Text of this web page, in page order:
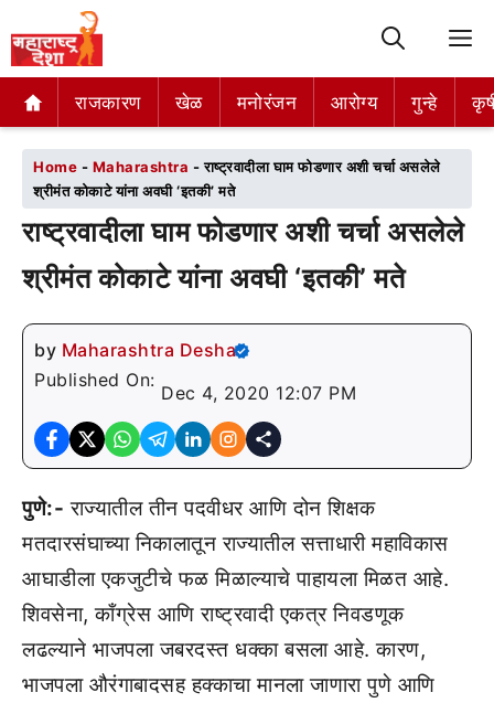
राजकारण खेळ मनोरंजन आरोग्य गुन्हे
राजकारण खेळ मनोरंजन आरोग्य गुन्हे
Home - Maharashtra -राष्ट्रवादीला घाम फोडणार अशी चर्चा असलेले
श्रीमंत कोकाटे यांना अवघी ‘इतकी’ मते
राष्ट्रवादीला घाम फोडणार अशी चर्चा असलेले
श्रीमंत कोकाटे यांना अवघी ‘इतकी’ मते
by Maharashtra Desha
Published On:
Dec 4, 2020 12:07 PM
पुणे:- राज्यातील तीन पदवीधर आणि दोन शिक्षक
मतदारसंघाच्या निकालातून राज्यातील सत्ताधारी महाविकास
आघाडीला एकजुटीचे फळ मिळाल्याचे पाहायला मिळत आहे.
शिवसेना, काँग्रेस आणि राष्ट्रवादी एकत्र निवडणूक
लढल्याने भाजपला जबरदस्त धक्का बसला आहे. कारण,
भाजपला औरंगाबादसह हक्काचा मानला जाणारा पुणे आणि